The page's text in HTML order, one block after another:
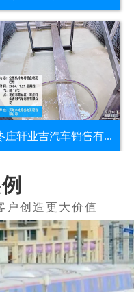
庄轩业吉汽车销售有...